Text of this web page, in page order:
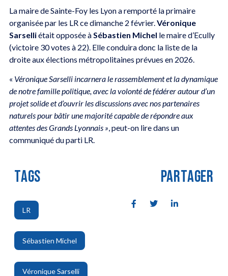
La maire de Sainte-Foy les Lyon a remporté la primaire
organisée par les LR ce dimanche 2 février.Véronique
Sarselliétait opposée àSébastien Michel le maire d’Ecully
(victoire 30 votes à 22). Elle conduira donc la liste de la
droite aux élections métropolitaines prévues en 2026.
« Véronique Sarselli incarnera le rassemblement et la dynamique
de notre famille politique, avec la volonté de fédérer autour d’un
projet solide et d’ouvrir les discussions avec nos partenaires
naturels pour bâtir une majorité capable de répondre aux
attentes des Grands Lyonnais », peut-on lire dans un
communiqué du parti LR.
TAGS
LR
,
Sébastien Michel
,
Véronique Sarselli
PARTAGER